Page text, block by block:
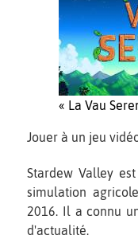
« La Vau
Jouer à un jeu
Stardew Valley
simulation
2016. Il a connu
d'actualité.